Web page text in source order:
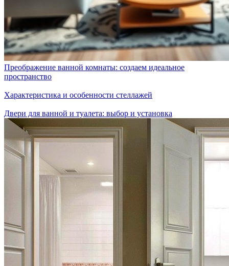
Преображение ванной комнаты: создаем идеальное
пространство
Характеристика и особенности стеллажей
Двери для ванной и туалета: выбор и установка